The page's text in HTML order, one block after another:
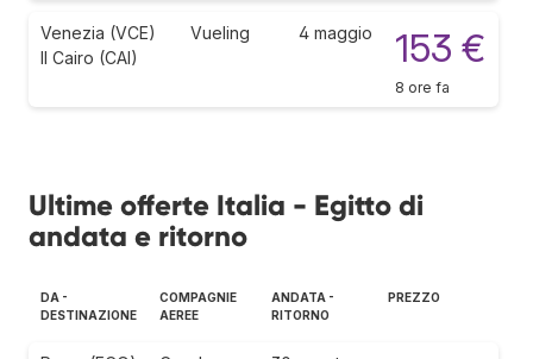
Venezia (VCE)
Il Cairo (CAI)
Vueling 4 maggio 153 €
8 ore fa
Ultime offerte Italia - Egitto di
andata e ritorno
DA -
DESTINAZIONE
COMPAGNIE
AEREE
ANDATA -
RITORNO
PREZZO